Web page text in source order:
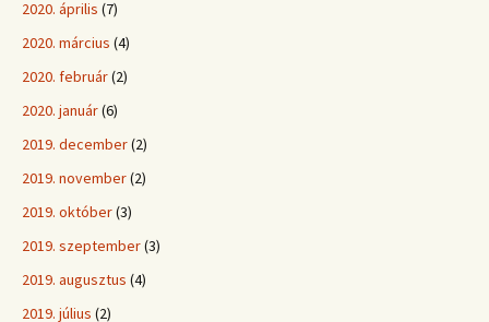
2020. április (7)
2020. március (4)
2020. február(2)
2020. január(6)
2019. december(2)
2019. november(2)
2019. október(3)
2019. szeptember(3)
2019. augusztus (4)
2019. július (2)